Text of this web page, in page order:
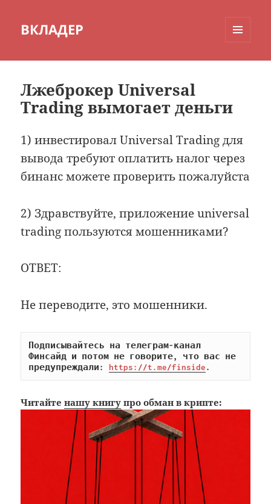
ВКЛАДЕР
Лжеброкер Universal
Trading вымогает деньги
1) инвестировал Universal Trading для
вывода требуют оплатить налог через
бинанс можете проверить пожалуйста
2) Здравствуйте, приложение universal
trading пользуются мошенниками?
ОТВЕТ:
Не переводите, это мошенники.
Подписывайтесь на телеграм-канал
Финсайд и потом не говорите, что вас не
предупреждали: https://t.me/finside.
Читайтенашу книгу про обман в крипте: